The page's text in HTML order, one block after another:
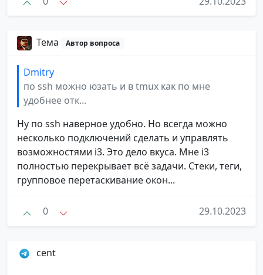
Тема Автор вопроса
Dmitry
по ssh можно юзать и в tmux как по мне
удобнее отк...
Ну по ssh наверное удобно. Но всегда можно
несколько подключений сделать и управлять
возможностями i3. Это дело вкуса. Мне i3
полностью перекрывает всё задачи. Стеки, теги,
групповое перетаскивание окон...
0 29.10.2023
cent